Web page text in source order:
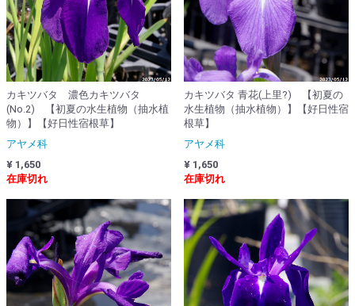
カキツバタ 濃色カキツバタ
(No.2) 【初夏の水生植物（抽水植
物）】【好日性宿根草】
アヤメ科
¥ 1,650
在庫切れ
カキツバタ 青花(上里?) 【初夏の
水生植物（抽水植物）】【好日性宿
根草】
アヤメ科
¥ 1,650
在庫切れ